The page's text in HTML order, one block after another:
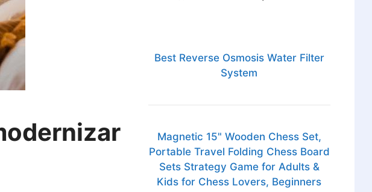
Best Reverse Osmosis Water Filter
System
Magnetic 15" Wooden Chess Set,
Portable Travel Folding Chess Board
Sets Strategy Game for Adults &
Kids for Chess Lovers, Beginners